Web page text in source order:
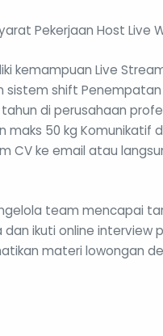
Pekerjaan Host Live
kemampuan Live
sistem shift
di perusahaan
50 kg Komunikatif
ke email atau
team mencapai
ikuti online interview
materi lowongan